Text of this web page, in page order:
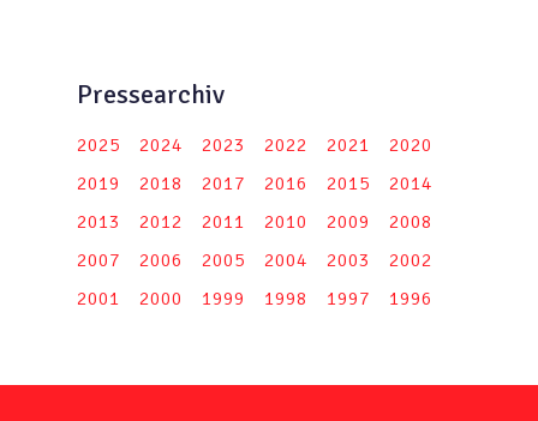
Pressearchiv
2025 2024 2023 2022 2021
2020
2019
2018 2017 2016 2015
2014
2013
2012 2011 2010 2009
2008
2007
2006 2005 2004 2003
2002
2001
2000 1999 1998 1997 1996